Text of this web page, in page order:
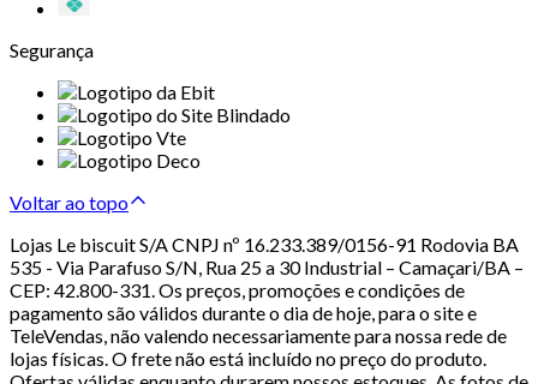
Segurança
Voltar ao topo
Lojas Le biscuit S/A CNPJ nº 16.233.389/0156-91 Rodovia BA
535 - Via Parafuso S/N, Rua 25 a 30 Industrial – Camaçari/BA –
CEP: 42.800-331. Os preços, promoções e condições de
pagamento são válidos durante o dia de hoje, para o site e
TeleVendas, não valendo necessariamente para nossa rede de
lojas físicas. O frete não está incluído no preço do produto.